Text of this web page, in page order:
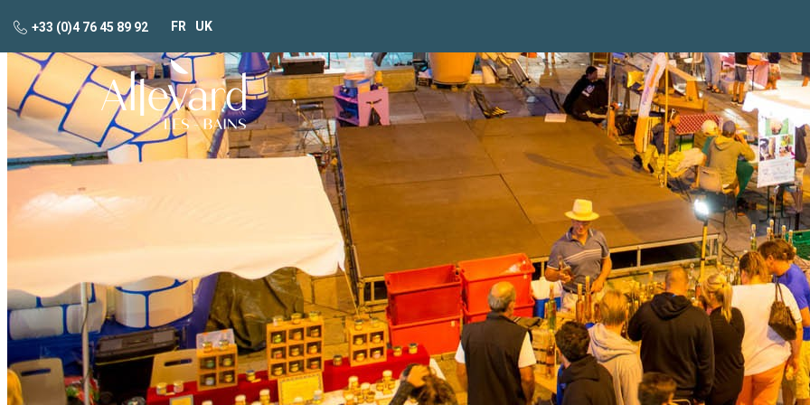
+33 (0)4 76 45 89 92 FR UK